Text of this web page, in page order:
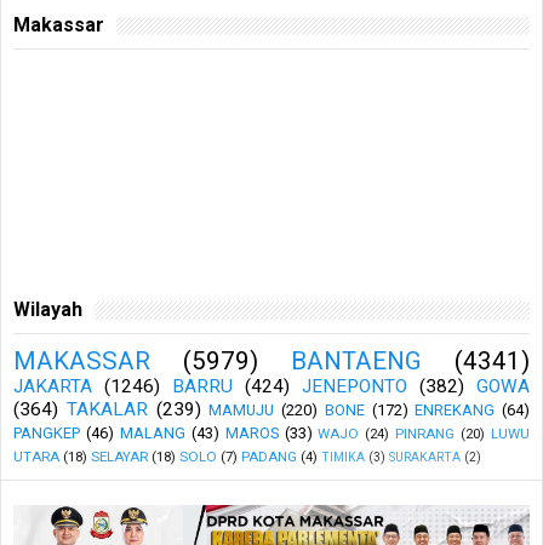
Makassar
Wilayah
MAKASSAR (5979) BANTAENG (4341)
JAKARTA (1246) BARRU (424) JENEPONTO (382)
GOWA
(364) TAKALAR (239) MAMUJU (220) BONE (172) ENREKANG (64)
PANGKEP (46) MALANG (43) MAROS (33) WAJO (24) PINRANG (20) LUWU
UTARA (18) SELAYAR (18) SOLO (7) PADANG (4) TIMIKA (3) SURAKARTA (2)